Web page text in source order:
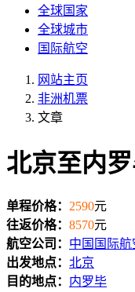
全球国家
全球城市
国际航空
网站主页
非洲机票
文章
北京至内
单程价格： 2590元
往返价格： 8570元
航空公司： 中国国际航
出发地点： 北京
目的地点： 内罗毕